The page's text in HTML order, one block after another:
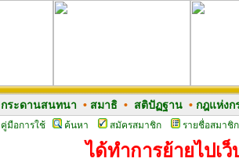
กระดานสนทนา • สมาธิ• สติปัฏฐาน• กฎแห่งก
คู่มือการใช้ ค้นหา สมัครสมาชิก รายชื่อสมาชิก
ได้ทำการย้ายไปเ